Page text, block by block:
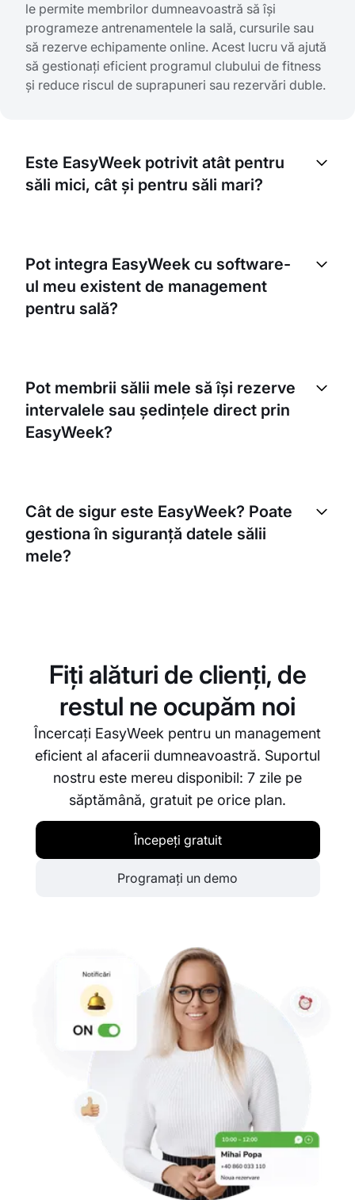
le permite membrilor dumneavoastră să își
programeze antrenamentele la sală, cursurile sau
să rezerve echipamente online. Acest lucru vă ajută
să gestionați eficient programul clubului de fitness
și reduce riscul de suprapuneri sau rezervări duble.
Este EasyWeek potrivit atât pentru
săli mici, cât și pentru săli mari?
sală mică, cu câțiva clienți, sau un centru de fitness
mare, cu mii de membri, platforma noastră poate
gestiona totul.
Pot integra EasyWeek cu software-
ul meu existent de management
pentru sală?
vă permite să gestionați toate rezervările și
operațiunile dintr-un singur loc.
Pot membrii sălii mele să își rezerve
intervalele sau ședințele direct prin
EasyWeek?
în EasyWeek. Ei pot alege intervalul orar care li se
potrivește, reducând neplăcerile planificării
manuale.
Cât de sigur este EasyWeek? Poate
gestiona în siguranță datele sălii
mele?
Fiți alături de clienți, de
restul ne ocupăm noi
Încercați EasyWeek pentru un management
eficient al afacerii dumneavoastră. Suportul
nostru este mereu disponibil: 7 zile pe
săptămână, gratuit pe orice plan.
Începeți gratuit
Programați un demo